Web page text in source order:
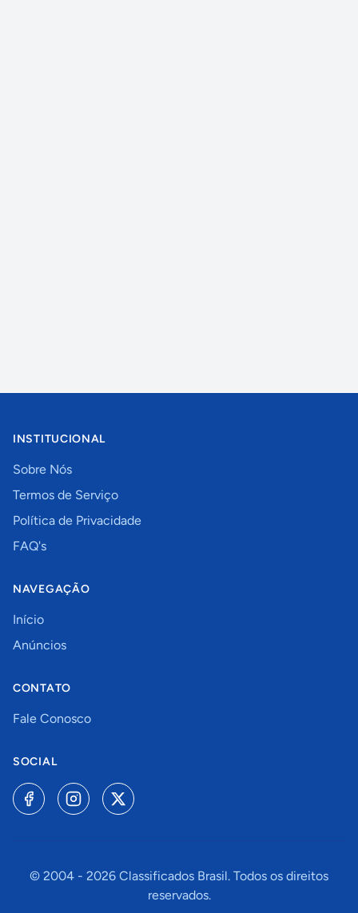
INSTITUCIONAL
Sobre Nós
Termos de Serviço
Política de Privacidade
FAQ's
NAVEGAÇÃO
Início
Anúncios
CONTATO
Fale Conosco
SOCIAL
© 2004 - 2026 Classificados Brasil. Todos os direitos
reservados.